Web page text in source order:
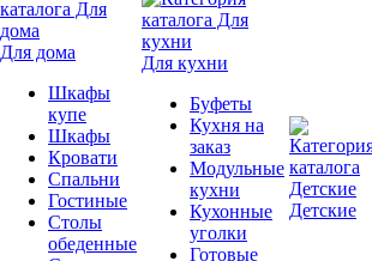
Для дома
Шкафы
купе
Шкафы
Кровати
Спальни
Гостиные
Столы
обеденные
Для кухни
Буфеты
Кухня на
заказ
Модульные
кухни
Кухонные
уголки
Готовые
Детские